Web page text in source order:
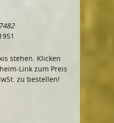
stehen. Klicken
Link zum Preis
zu bestellen!